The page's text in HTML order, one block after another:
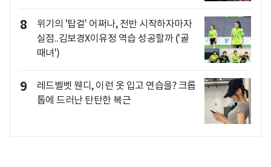
8
위기의 '탑걸' 어쩌나, 전반 시작하자마자
실점..김보경X이유정 역습 성공할까 ('골
때녀')
9
레드벨벳 웬디, 이런 옷 입고 연습을? 크롭
톱에 드러난 탄탄한 복근